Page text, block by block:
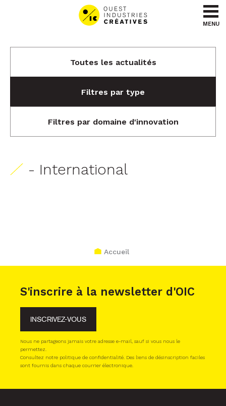
Aller au menu
Aller au contenu
MENU
Toutes les actualités
Filtres par type
Filtres par domaine d'innovation
- International
Accueil
S'inscrire à la newsletter d'OIC
INSCRIVEZ-VOUS
Nous ne partageons jamais votre adresse e-mail, sauf si vous nous le
permettez.
Consultez notre politique de confidentialité. Des liens de désinscription faciles
sont fournis dans chaque courrier électronique.